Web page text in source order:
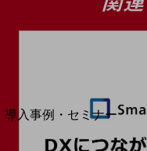
別ウィンドウで開きます
サービスをご利用中のお客さま
導入事例・セミナー